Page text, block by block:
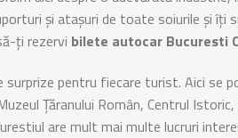
și atașuri de toate soiurile și
ți rezervi bilete autocar Bucuresti
surprize pentru fiecare turist. Aici se
Țăranului Român, Centrul
are mult mai multe lucruri